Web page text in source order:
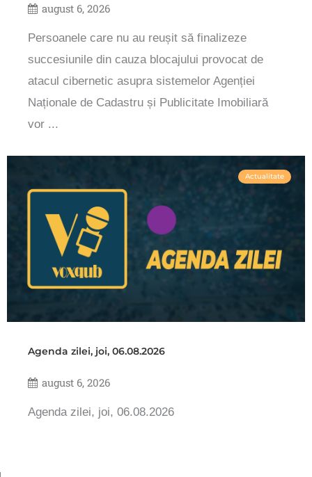
august 6, 2026
Persoanele care nu au reușit să finalizeze
succesiunile din cauza blocajului provocat de
atacul cibernetic asupra sistemelor Agenției
Naționale de Cadastru și Publicitate Imobiliară
vor ...
Actualitate
Agenda zilei, joi, 06.08.2026
august 6, 2026
Agenda zilei, joi, 06.08.2026